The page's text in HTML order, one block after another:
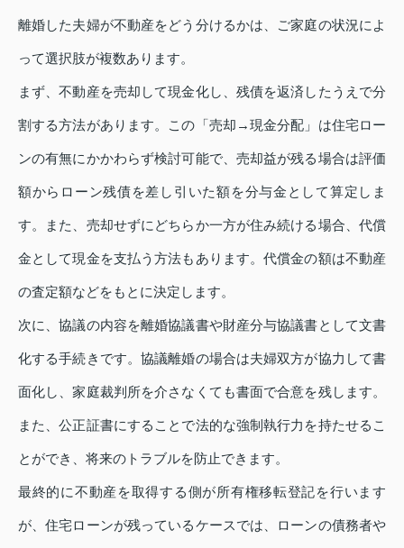
離婚した夫婦が不動産をどう分けるかは、ご家庭の状況によ
って選択肢が複数あります。
まず、不動産を売却して現金化し、残債を返済したうえで分
割する方法があります。この「売却→現金分配」は住宅ロー
ンの有無にかかわらず検討可能で、売却益が残る場合は評価
額からローン残債を差し引いた額を分与金として算定しま
す。また、売却せずにどちらか一方が住み続ける場合、代償
金として現金を支払う方法もあります。代償金の額は不動産
の査定額などをもとに決定します。
次に、協議の内容を離婚協議書や財産分与協議書として文書
化する手続きです。協議離婚の場合は夫婦双方が協力して書
面化し、家庭裁判所を介さなくても書面で合意を残します。
また、公正証書にすることで法的な強制執行力を持たせるこ
とができ、将来のトラブルを防止できます。
最終的に不動産を取得する側が所有権移転登記を行います
が、住宅ローンが残っているケースでは、ローンの債務者や